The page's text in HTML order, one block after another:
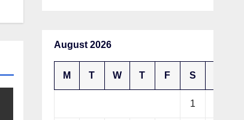
August 2026
M T W T F S
1